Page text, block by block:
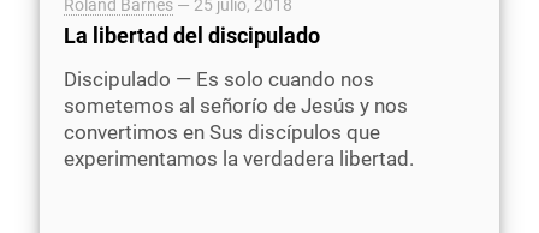
Roland Barnes — 25 julio, 2018
La libertad del discipulado
Discipulado — Es solo cuando nos
sometemos al señorío de Jesús y nos
convertimos en Sus discípulos que
experimentamos la verdadera libertad.